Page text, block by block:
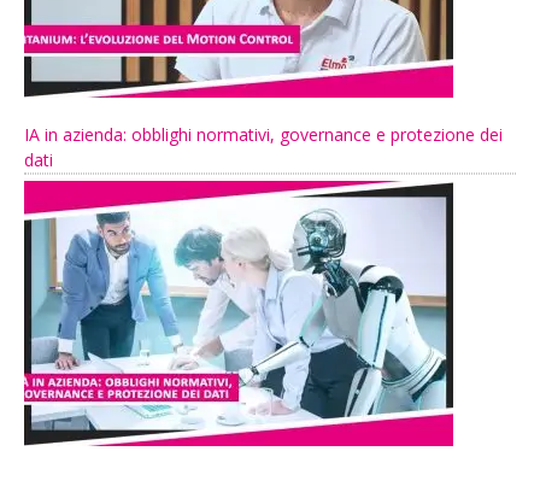
IA in azienda: obblighi normativi, governance e protezione dei
dati